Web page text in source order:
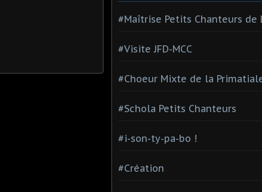
#Maîtrise Petits Chanteurs de
#Visite JFD-MCC
#Choeur Mixte de la
#Schola Petits Chanteurs
#i-son-ty-pa-bo !
#Création